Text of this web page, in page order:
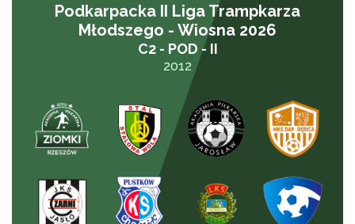
Podkarpacka II Liga Trampkarza
Młodszego - Wiosna 2026
C2 - POD - II
2012